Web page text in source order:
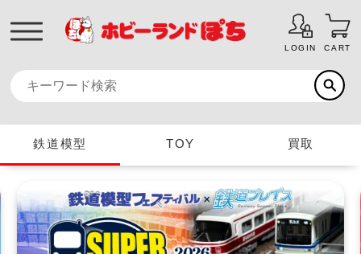
LOGIN CART
鉄道模型 TOY 買取